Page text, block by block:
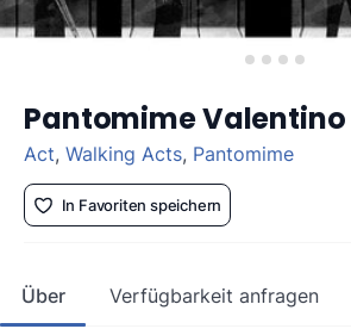
Pantomime Valentino
Act, Walking Acts, Pantomime
In Favoriten speichern
Über Verfügbarkeit anfragen